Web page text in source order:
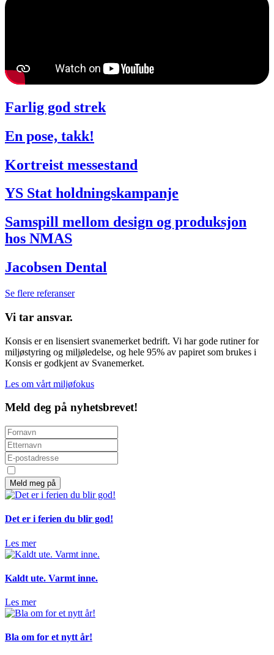
Farlig god strek
En pose, takk!
Kortreist messestand
YS Stat holdningskampanje
Samspill mellom design og produksjon
hos NMAS
Jacobsen Dental
Se flere referanser
Vi tar ansvar.
Konsis er en lisensiert svanemerket bedrift. Vi har gode rutiner for
miljøstyring og miljøledelse, og hele 95% av papiret som brukes i
Konsis er godkjent av Svanemerket.
Les om vårt miljøfokus
Meld deg på nyhetsbrevet!
Det er i ferien du blir god!
Les mer
Kaldt ute. Varmt inne.
Les mer
Bla om for et nytt år!